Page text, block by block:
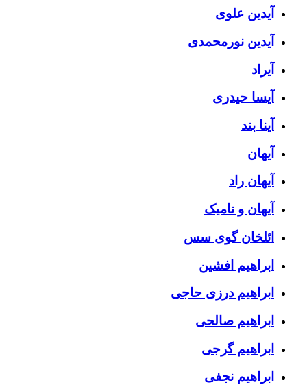
آیدین علوی
آیدین نورمحمدی
آیراد
آیسا حیدری
آینا بند
آیهان
آیهان راد
آیهان و نامیک
ائلخان گوی سس
ابراهیم افشین
ابراهیم درزی حاجی
ابراهیم صالحی
ابراهیم گرجی
ابراهیم نجفی